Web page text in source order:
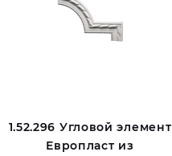
1.52.296 Угловой элемент
Европласт из